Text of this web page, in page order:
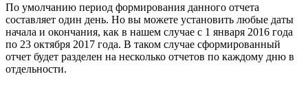
По умолчанию период формирования данного отчета
составляет один день. Но вы можете установить любые даты
начала и окончания, как в нашем случае с 1 января 2016 года
по 23 октября 2017 года. В таком случае сформированный
отчет будет разделен на несколько отчетов по каждому дню в
отдельности.